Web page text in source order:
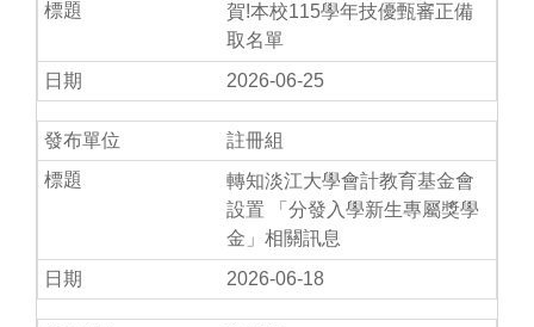
賀!本校115學年技優甄審正備
取名單
2026-06-25
註冊組
轉知淡江大學會計教育基金會
設置 「分發入學新生專屬獎學
金」相關訊息
2026-06-18